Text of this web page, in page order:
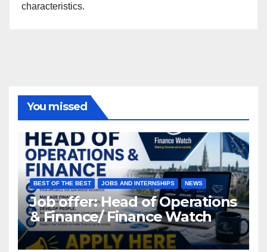
characteristics.
You missed
BEST OF THE BEST JOBS AND INTERNSHIPS NEWS
Job offer: Head of Operations
& Finance/ Finance Watch